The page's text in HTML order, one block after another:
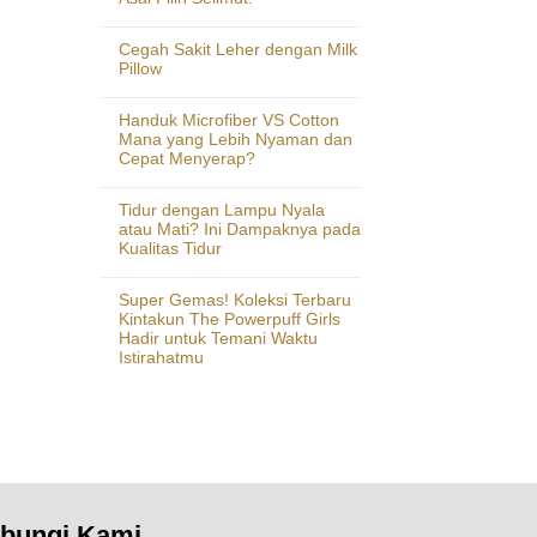
Cegah Sakit Leher dengan Milk
Pillow
Handuk Microfiber VS Cotton
Mana yang Lebih Nyaman dan
Cepat Menyerap?
Tidur dengan Lampu Nyala
atau Mati? Ini Dampaknya pada
Kualitas Tidur
Super Gemas! Koleksi Terbaru
Kintakun The Powerpuff Girls
Hadir untuk Temani Waktu
Istirahatmu